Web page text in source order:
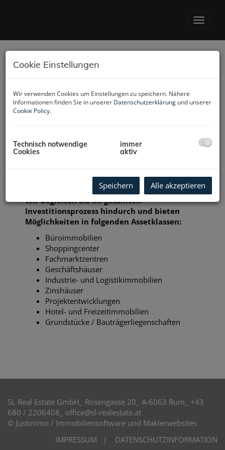
Investment
Sie suchen nach Möglichkeiten Ihr Vermögen
gewinnbringend zu investieren? Wir freuen uns
Wir begleiten Sie im gesamten
Investitionsprozess hindurch und bieten
Möglichkeiten in folgenden Assetklassen:
Büroimmobilien
Shoppingcenter
Fachmarktzentren
Geschäftshäuser
Industrie- und Logistikimmobilien
Zinshäuser
Projektentwicklungen
Hotel- und Freizeitimmobilien
Grundstücke / Bauträgerliegenschaften
SL Real Estate GmbH_ Rosengasse 20_ A-6063 Rum_ +43
680 / 2206408
office@sl-realestate.at
© Justimmo / Immobiliensoftware und Maklerwebsites
IMPRESSUM | DATENSCHUTZINFORMATION
Cookie Einstellungen
Wir verwenden Cookies um Einstellungen zu speichern. Nähere
Informationen finden Sie in unserer Datenschutzerklärung und unserer
Cookie Policy.
Technisch notwendige
Cookies
immer
aktiv
Speichern Alle akzeptieren